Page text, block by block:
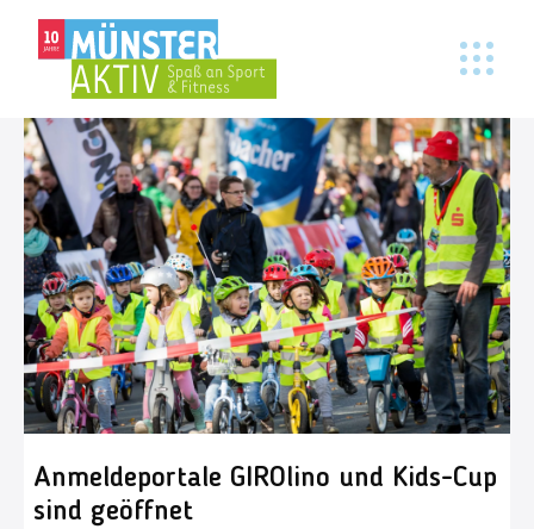
Anmeldeportale GIROlino und Kids-Cup
sind geöffnet